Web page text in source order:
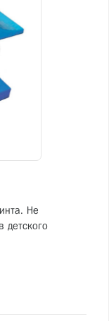
Не
детского